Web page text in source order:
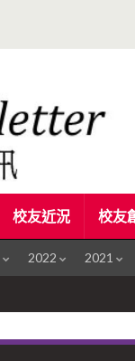
校友近況 校友
2022 2021